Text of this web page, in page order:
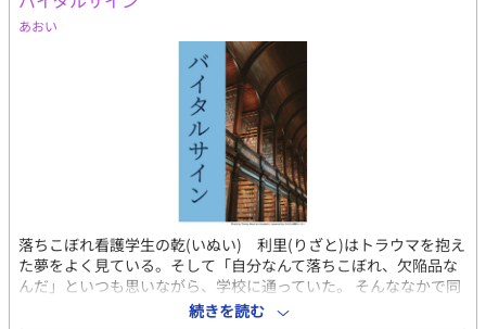
あおい
落ちこぼれ看護学生の乾(いぬい) 利里(りざと)はトラウマを抱え
た夢をよく見ている。そして「自分なんて落ちこぼれ、欠陥品な
んだ」といつも思いながら、学校に通っていた。 そんななかで同
学年になった美男子看護学生、蒼柳(あおやなぎ) 真緒(まお)とい
続きを読む